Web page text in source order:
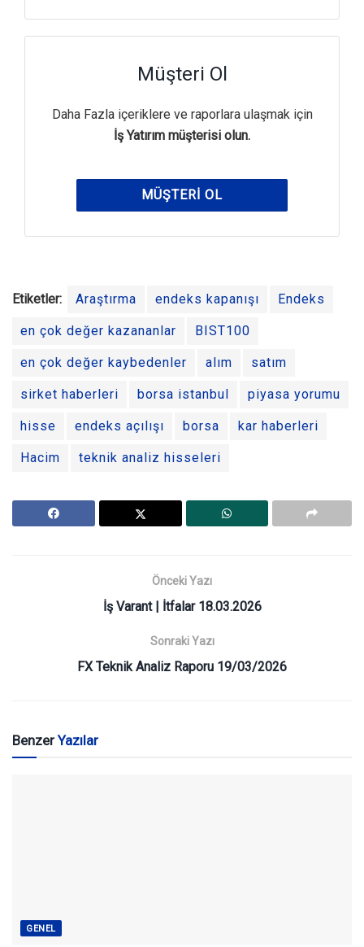
Müşteri Ol
Daha Fazla içeriklere ve raporlara ulaşmak için
İş Yatırım müşterisi olun.
MÜŞTERI OL
Etiketler: Araştırma endeks kapanışı Endeks
en çok değer kazananlar BIST100
en çok değer kaybedenler alım satım
sirket haberleri borsa istanbul piyasa yorumu
hisse endeks açılışı borsa kar haberleri
Hacim teknik analiz hisseleri
Önceki Yazı
İş Varant | İtfalar 18.03.2026
Sonraki Yazı
FX Teknik Analiz Raporu 19/03/2026
BenzerYazılar
GENEL